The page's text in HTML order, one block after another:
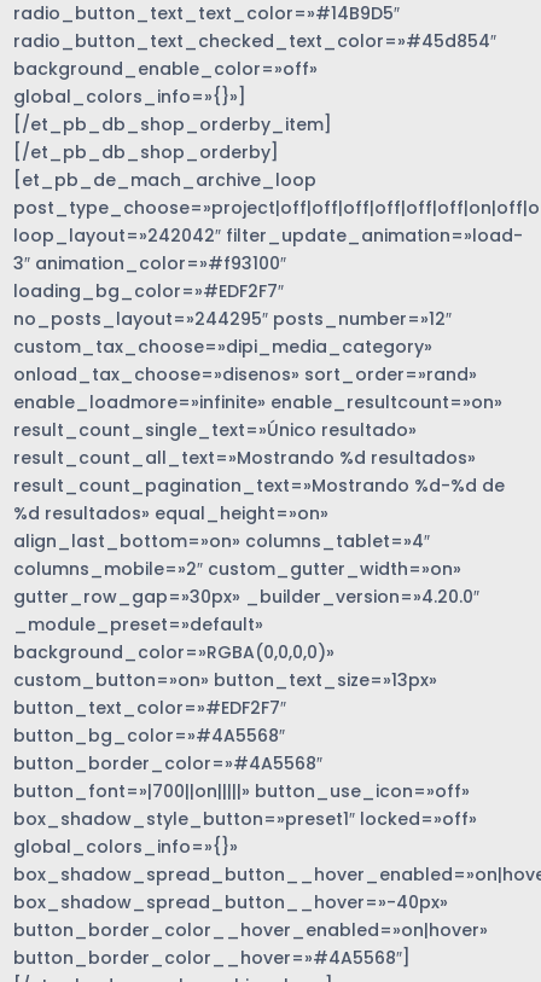
radio_button_text_text_color=»#14B9D5″
radio_button_text_checked_text_color=»#45d854″
background_enable_color=»off»
global_colors_info=»{}»]
[/et_pb_db_shop_orderby_item]
[/et_pb_db_shop_orderby]
[et_pb_de_mach_archive_loop
loop_layout=»242042″ filter_update_animation=»load-
3″ animation_color=»#f93100″
loading_bg_color=»#EDF2F7″
no_posts_layout=»244295″ posts_number=»12″
custom_tax_choose=»dipi_media_category»
onload_tax_choose=»disenos» sort_order=»rand»
enable_loadmore=»infinite» enable_resultcount=»on»
result_count_single_text=»Único resultado»
result_count_all_text=»Mostrando %d resultados»
result_count_pagination_text=»Mostrando %d-%d de
%d resultados» equal_height=»on»
align_last_bottom=»on» columns_tablet=»4″
columns_mobile=»2″ custom_gutter_width=»on»
gutter_row_gap=»30px» _builder_version=»4.20.0″
_module_preset=»default»
background_color=»RGBA(0,0,0,0)»
custom_button=»on» button_text_size=»13px»
button_text_color=»#EDF2F7″
button_bg_color=»#4A5568″
button_border_color=»#4A5568″
button_font=»|700||on|||||» button_use_icon=»off»
box_shadow_style_button=»preset1″ locked=»off»
global_colors_info=»{}»
box_shadow_spread_button__hover=»-40px»
button_border_color__hover_enabled=»on|hover»
button_border_color__hover=»#4A5568″]